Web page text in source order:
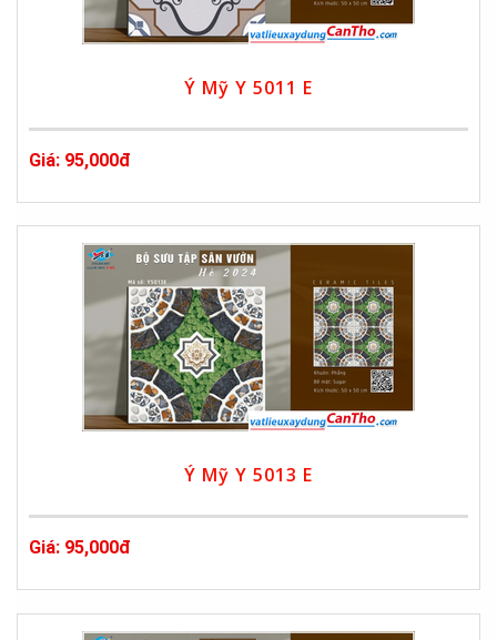
Ý Mỹ Y 5011 E
Giá: 95,000đ
Ý Mỹ Y 5013 E
Giá: 95,000đ